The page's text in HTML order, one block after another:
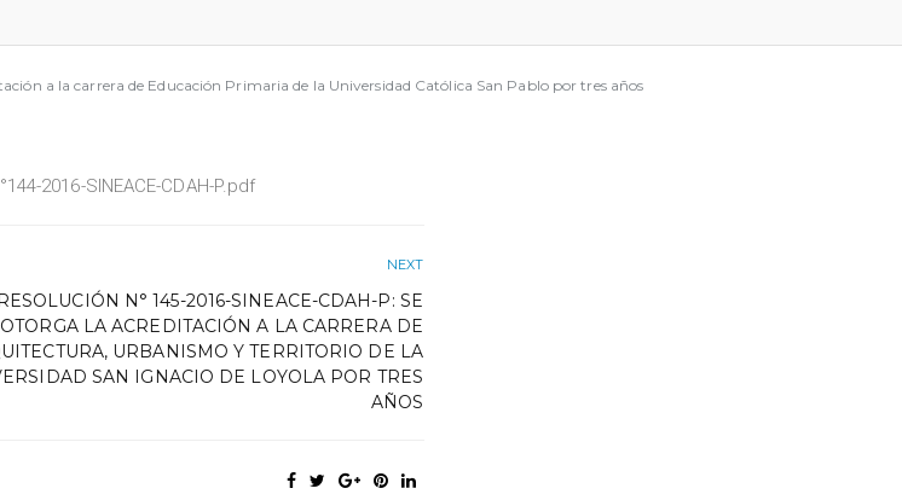
a la carrera de Educación Primaria de la Universidad Católica San Pablo por tres años
2016-SINEACE-CDAH-P.pdf
NEXT
RESOLUCIÓN N° 145-2016-SINEACE-CDAH-P: SE
OTORGA LA ACREDITACIÓN A LA CARRERA DE
URBANISMO Y TERRITORIO DE LA
SAN IGNACIO DE LOYOLA POR TRES
AÑOS